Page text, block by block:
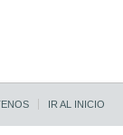
IR AL INICIO